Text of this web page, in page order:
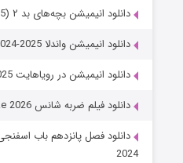
دانلود انیمیشن بچه‌های بد ۲ The Bad Guys 2 (2025)
دانلود انیمیشن واندلا WondLa 2024-2025
دانلود انیمیشن در رویاهایت In Your Dreams 2025
دانلود فیلم ضربه شانس Lucky Strike 2026
2024